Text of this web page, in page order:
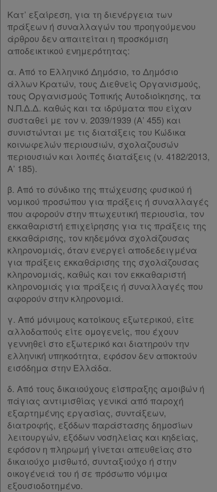
Ατομική
συνδρομή
Ομαδικά
πακέτα
Παροχές
σε
συνδρομητές
Ενεργοί
συνδρομητές
Τα
αγαπημένα
μου
Οι
σημειώσεις
μου
Ψάχνω
και
δε
βρίσκω
Κατ’ εξαίρεση, για τη διενέργεια των
πράξεων ή συναλλαγών του προηγούμενου
άρθρου δεν απαιτείται η προσκόμιση
αποδεικτικού ενημερότητας:
α. Από το Ελληνικό Δημόσιο, το Δημόσιο
άλλων Κρατών, τους Διεθνείς Οργανισμούς,
τους Οργανισμούς Τοπικής Αυτοδιοίκησης, τα
Ν.Π.Δ.Δ. καθώς και τα ιδρύματα που είχαν
συσταθεί με τον ν. 2039/1939 (Α’ 455) και
συνιστώνται με τις διατάξεις του Κώδικα
κοινωφελών περιουσιών, σχολαζουσών
περιουσιών και λοιπές διατάξεις (ν. 4182/2013,
Α’ 185).
β. Από το σύνδικο της πτώχευσης φυσικού ή
νομικού προσώπου για πράξεις ή συναλλαγές
που αφορούν στην πτωχευτική περιουσία, τον
εκκαθαριστή επιχείρησης για τις πράξεις της
εκκαθάρισης, τον κηδεμόνα σχολάζουσας
κληρονομιάς, όταν ενεργεί αποδεδειγμένα
για πράξεις εκκαθάρισης της σχολάζουσας
κληρονομιάς, καθώς και τον εκκαθαριστή
κληρονομιάς για πράξεις ή συναλλαγές που
αφορούν στην κληρονομιά.
γ. Από μόνιμους κατοίκους εξωτερικού, είτε
αλλοδαπούς είτε ομογενείς, που έχουν
γεννηθεί στο εξωτερικό και διατηρούν την
ελληνική υπηκοότητα, εφόσον δεν αποκτούν
εισόδημα στην Ελλάδα.
δ. Από τους δικαιούχους είσπραξης αμοιβών ή
πάγιας αντιμισθίας γενικά από παροχή
εξαρτημένης εργασίας, συντάξεων,
διατροφής, εξόδων παράστασης δημοσίων
λειτουργών, εξόδων νοσηλείας και κηδείας,
εφόσον η πληρωμή γίνεται απευθείας στο
δικαιούχο μισθωτό, συνταξιούχο ή στην
οικογένειά του ή σε πρόσωπο νόμιμα
εξουσιοδοτημένο.